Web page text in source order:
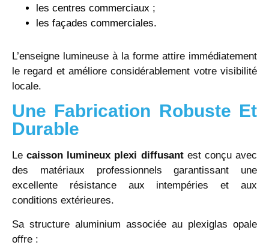
les centres commerciaux ;
les façades commerciales.
L’enseigne lumineuse à la forme attire immédiatement
le regard et améliore considérablement votre visibilité
locale.
Une Fabrication Robuste Et
Durable
Lecaisson lumineux plexi diffusantest conçu avec
des matériaux professionnels garantissant une
excellente résistance aux intempéries et aux
conditions extérieures.
Sa structure aluminium associée au plexiglas opale
offre :